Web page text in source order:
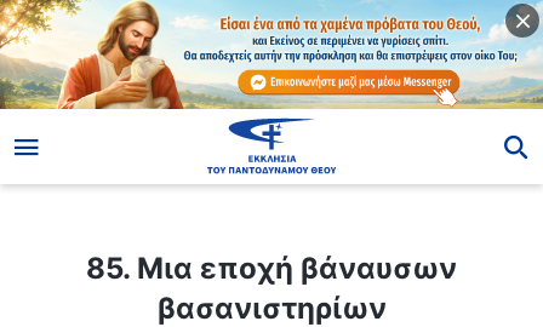
85. Μια εποχή βάναυσων βασανιστηρίων
85. Μια εποχή βάναυσων
βασανιστηρίων